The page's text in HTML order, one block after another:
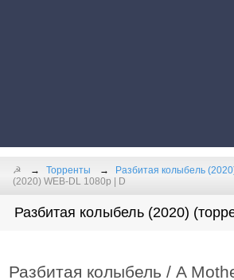
☭ Торренты Разбитая колыбель
(2020) WEB-DL 1080p | D
Разбитая колыбель (2020)
Разбитая колыбель / A